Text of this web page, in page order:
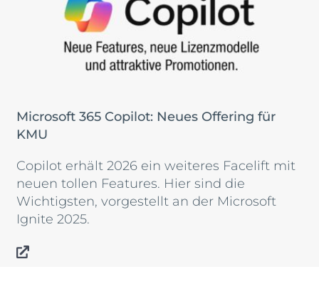
Microsoft 365 Copilot: Neues Offering für
KMU
Copilot erhält 2026 ein weiteres Facelift mit
neuen tollen Features. Hier sind die
Wichtigsten, vorgestellt an der Microsoft
Ignite 2025.